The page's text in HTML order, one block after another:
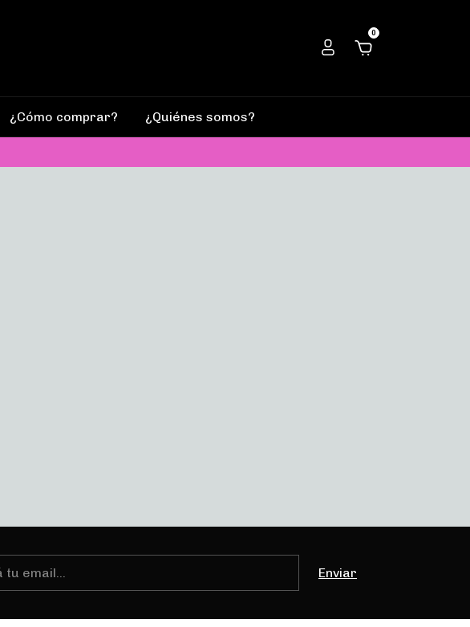
0
¿Cómo comprar? ¿Quiénes somos?